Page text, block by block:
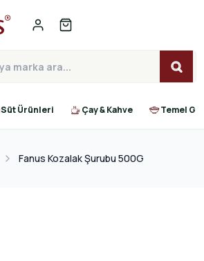
Süt Ürünleri Çay & Kahve Temel
Fanus Kozalak Şurubu 500G